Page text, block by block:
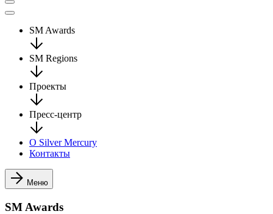
SM Awards
SM Regions
Проекты
Пресс-центр
О Silver Mercury
Контакты
Меню
SM Awards